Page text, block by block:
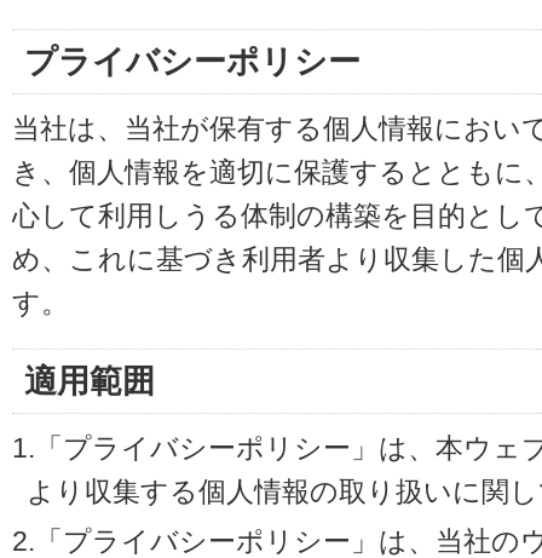
プライバシーポリシー
当社は、当社が保有する個人情報におい
き、個人情報を適切に保護するとともに
心して利用しうる体制の構築を目的とし
め、これに基づき利用者より収集した個
す。
適用範囲
1.「プライバシーポリシー」は、本ウェ
より収集する個人情報の取り扱いに関
2.「プライバシーポリシー」は、当社の